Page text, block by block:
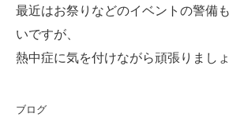
最近はお祭りなどのイベントの警備
いですが、
熱中症に気を付けながら頑張りまし
ブログ